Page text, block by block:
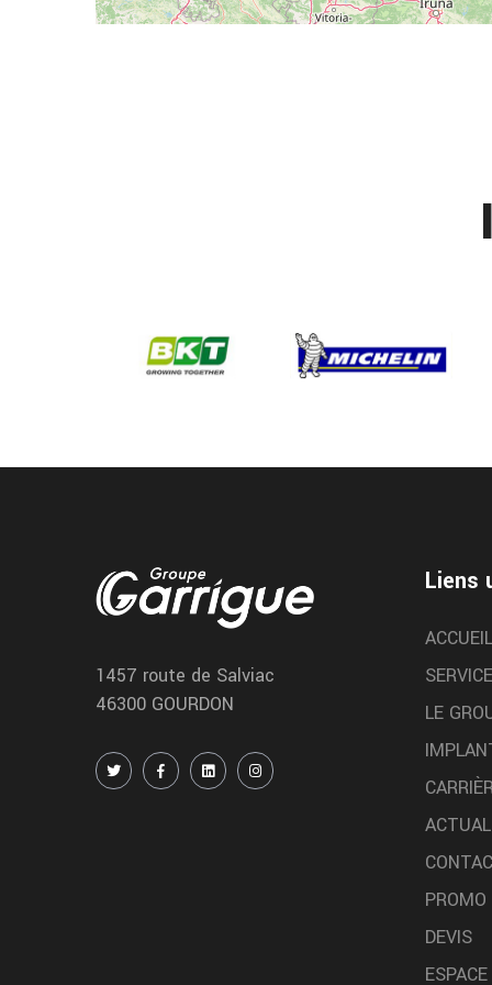
notre atelier de Bordeaux chez garrigue vulco
rodez centre auto
Notre centre auto de rodez vous accompagne pour
tous vos besoins vehicule chez garrigue vulco
Mont de Marsan magasin
Vous trouvez votre magasin specialiste du pneu a
1457 route de Salviac
46300 GOURDON
Liens
ACCUEIL
LE
PROMO
DEVIS